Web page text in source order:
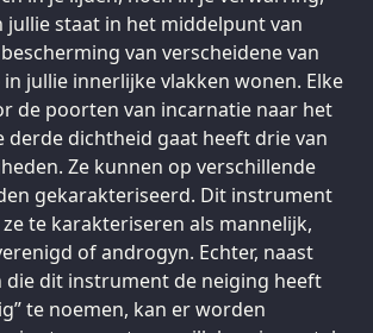
jullie staat in het middelpunt van
van verscheidene van
in jullie innerlijke vlakken wonen. Elke
de poorten van incarnatie naar het
derde dichtheid gaat heeft drie van
Ze kunnen op verschillende
gekarakteriseerd. Dit instrument
te karakteriseren als mannelijk,
of androgyn. Echter, naast
die dit instrument de neiging heeft
te noemen, kan er worden